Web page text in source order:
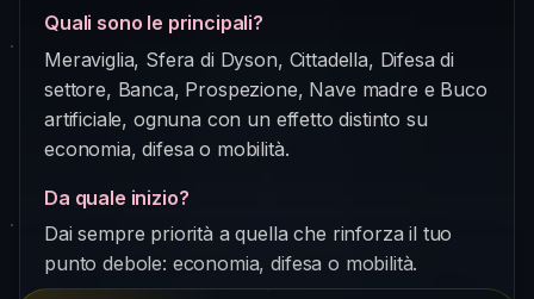
Quali sono le principali?
Meraviglia, Sfera di Dyson, Cittadella, Difesa di
settore, Banca, Prospezione, Nave madre e Buco
artificiale, ognuna con un effetto distinto su
economia, difesa o mobilità.
Da quale inizio?
Dai sempre priorità a quella che rinforza il tuo
punto debole: economia, difesa o mobilità.